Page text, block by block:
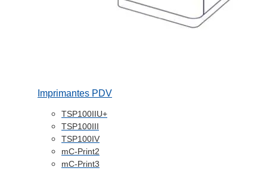
Imprimantes PDV
TSP100IIU+
TSP100III
TSP100IV
mC-Print2
mC-Print3